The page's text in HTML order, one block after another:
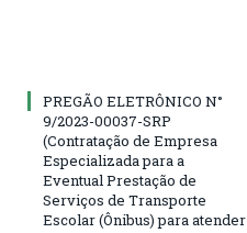
PREGÃO ELETRÔNICO N°
9/2023-00037-SRP
(Contratação de Empresa
Especializada para a
Eventual Prestação de
Serviços de Transporte
Escolar (Ônibus) para atender